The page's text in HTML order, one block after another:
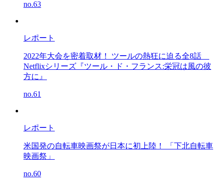
no.63
レポート
2022年大会を密着取材！ ツールの熱狂に迫る全8話
Netflixシリーズ『ツール・ド・フランス:栄冠は風の彼
方に』
no.61
レポート
米国発の自転車映画祭が日本に初上陸！ 「下北自転車
映画祭」
no.60